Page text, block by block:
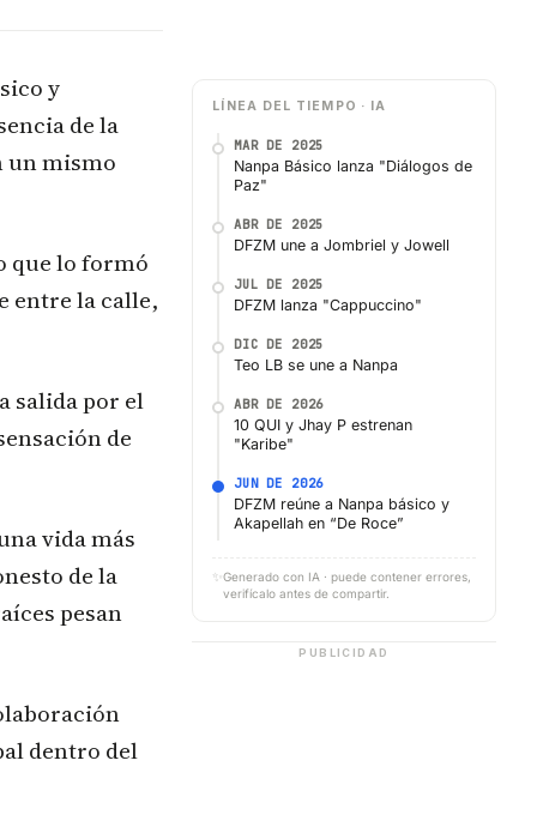
y
de la
un mismo
que lo formó
entre la calle,
salida por el
de
vida más
de la
pesan
dentro del
LÍNEA DEL TIEMPO · IA
MAR DE 2025
Nanpa Básico lanza "Diálogos de
Paz"
ABR DE 2025
DFZM une a Jombriel y Jowell
JUL DE 2025
DFZM lanza "Cappuccino"
DIC DE 2025
Teo LB se une a Nanpa
ABR DE 2026
10 QUI y Jhay P estrenan
"Karibe"
JUN DE 2026
DFZM reúne a Nanpa básico y
Akapellah en “De Roce”
✨ Generado con IA · puede contener errores,
verifícalo antes de compartir.
PUBLICIDAD